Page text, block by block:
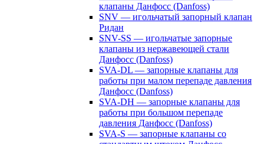
клапаны Данфосс (Danfoss)
SNV — игольчатый запорный клапан
Ридан
SNV-SS — игольчатые запорные
клапаны из нержавеющей стали
Данфосс (Danfoss)
SVA-DL — запорные клапаны для
работы при малом перепаде давления
Данфосс (Danfoss)
SVA-DH — запорные клапаны для
работы при большом перепаде
давления Данфосс (Danfoss)
SVA-S — запорные клапаны со